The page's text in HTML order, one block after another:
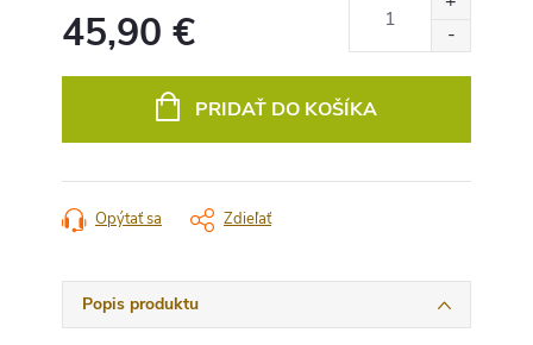
45,90 €
PRIDAŤ DO KOŠÍKA
Opýtať sa Zdieľať
Popis produktu